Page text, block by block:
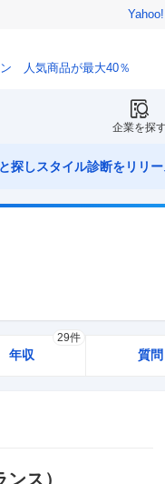
人気商品が最大40％
企業を探
探しスタイル診断をリリー
年収
29件
質問
ス）